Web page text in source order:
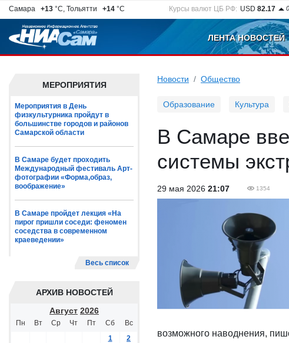
Самара +13 °C, Тольятти +14 °C Курсы валют ЦБ РФ: USD 82.17
ЛЕНТА НОВОСТЕЙ
МЕРОПРИЯТИЯ
Мероприятия в День
физкультурника пройдут в
большинстве городов и районов
Самарской области
В Самаре будет проходить
Международный фестиваль Арт-
фотографии «Форма,образ,
воображение»
В Самаре пройдет лекция «На
пирог пришли соседи: феномен
соседства в современном
краеведении»
Весь список
АРХИВ НОВОСТЕЙ
Август 2026
Пн Вт Ср Чт Пт Сб
Вс
1
2
Новости Общество
Образование Культура
В Самаре
системы
29 мая 2026 21:07 1354
возможного наводнения,